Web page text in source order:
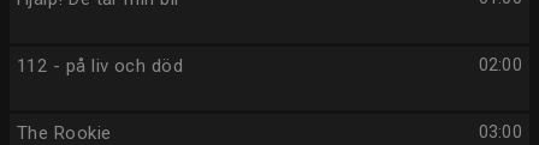
02:00
112 - på liv och död
03:00
The Rookie